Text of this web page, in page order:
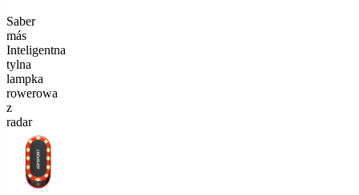
Saber
más
Inteligentna
tylna
lampka
rowerowa
z
radar